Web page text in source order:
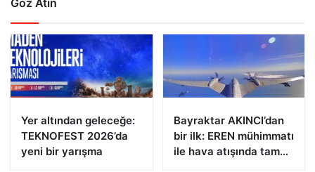
Yer altından geleceğe:
TEKNOFEST 2026’da
yeni bir yarışma
Bayraktar AKINCI’dan
bir ilk: EREN mühimmatı
ile hava atışında tam